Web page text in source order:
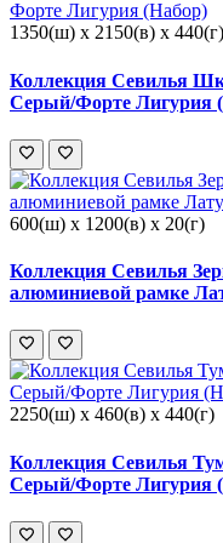
1350(ш) x 2150(в) x 440(г)
Коллекция Севилья
Серый/Форте Лигурия
600(ш) x 1200(в) x 20(г)
Коллекция Севилья
алюминиевой рамке
2250(ш) x 460(в) x 440(г)
Коллекция Севилья
Серый/Форте Лигурия